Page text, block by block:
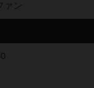
ァン